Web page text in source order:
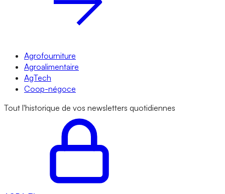
Agrofourniture
Agroalimentaire
AgTech
Coop-négoce
Tout l'historique de vos newsletters quotidiennes